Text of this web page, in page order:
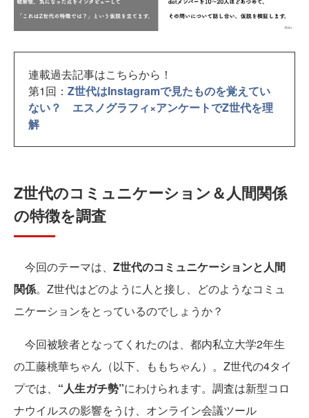
連載過去記事はこちらから！
第1回： Z世代はInstagramで見たものを覚えてい
ない？ エスノグラフィ×アンケートでZ世代を理
解
Z世代のコミュニケーション＆人間関係
の特徴を調査
今回のテーマは、 Z世代のコミュニケーションと人間
関係。Z世代はどのように人と接し、どのようなコミュ
ニケーションをとっているのでしょうか？
今回被験者となってくれたのは、都内私立大学2年生
の工藤桃華ちゃん（以下、ももちゃん）。Z世代の4タイ
プでは、 “人生ガチ勢”にわけられます。調査は新型コロ
ナウイルスの影響をうけ、オンライン会議ツール